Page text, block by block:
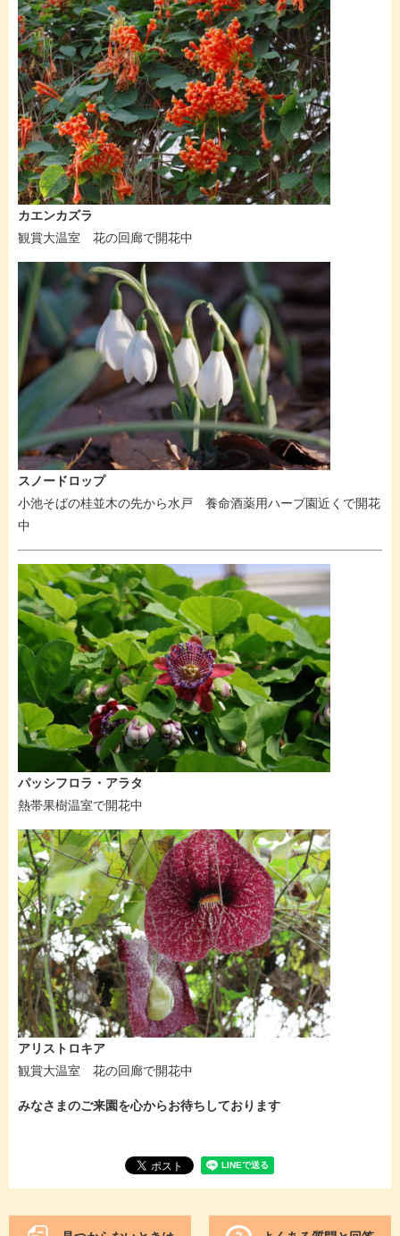
カエンカズラ
観賞大温室 花の回廊で開花中
スノードロップ
小池そばの桂並木の先から水戸 養命酒薬用ハーブ園近くで開花
中
パッシフロラ・アラタ
熱帯果樹温室で開花中
アリストロキア
観賞大温室 花の回廊で開花中
みなさまのご来園を心からお待ちしております